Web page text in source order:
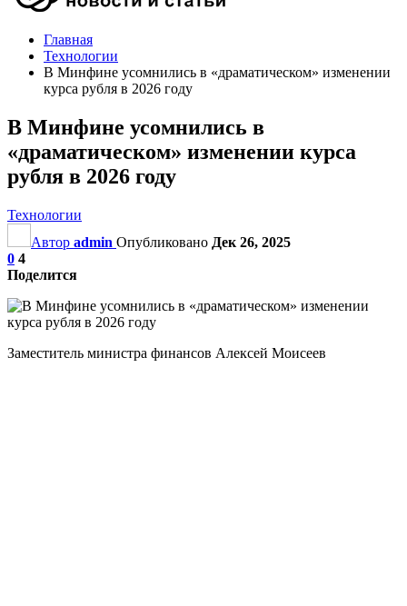
Главная
Технологии
В Минфине усомнились в «драматическом» изменении
курса рубля в 2026 году
В Минфине усомнились в
«драматическом» изменении курса
рубля в 2026 году
Технологии
Автор admin Опубликовано Дек 26, 2025
0 4
Поделится
Заместитель министра финансов Алексей Моисеев